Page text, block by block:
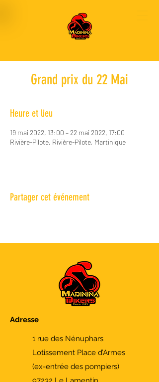
Grand prix du 22 Mai
Heure et lieu
19 mai 2022, 13:00 – 22 mai 2022, 17:00
Rivière-Pilote, Rivière-Pilote, Martinique
Partager cet événement
Adresse
1 rue des Nénuphars
Lotissement Place d’Armes
(ex-entrée des pompiers)